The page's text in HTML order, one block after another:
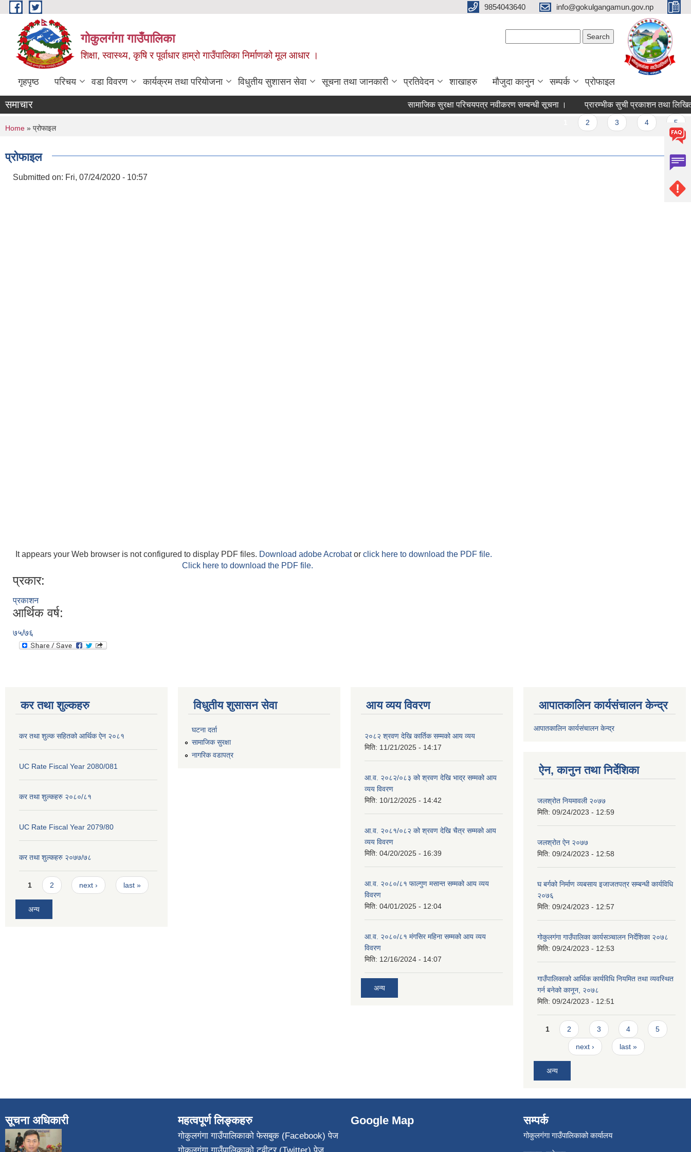
Skip to main content 9854043640 info@gokulgangamun.gov.np
गोकुलगंगा गाउँपालिका
शिक्षा, स्वास्थ्य, कृषि र पूर्वाधार हाम्रो गाउँपालिका निर्माणको मूल आधार ।
गृहपृष्ठ परिचय वडा विवरण कार्यक्रम तथा परियोजना विधुतीय सुशासन सेवा सूचना तथा जानकारी प्रतिवेदन शाखाहरु मौजुदा कानुन सम्पर्क प्रोफाइल
समाचार सामाजिक सुरक्षा परिचयपत्र नवीकरण सम्बन्धी सूचना । प्रारम्भीक सुची प्रकाशन तथा लिखित/
You are here
Home » प्रोफाइल
प्रोफाइल
Submitted on: Fri, 07/24/2020 - 10:57
It appears your Web browser is not configured to display PDF files. Download adobe Acrobator click here to download the PDF file.
Click here to download the PDF file.
प्रकार:
प्रकाशन
आर्थिक वर्ष:
७५/७६
कर तथा शुल्कहरु
कर तथा शुल्क सहितको आर्थिक ऐन २०८१
UC Rate Fiscal Year 2080/081
कर तथा शुल्कहरु २०८०/८१
UC Rate Fiscal Year 2079/80
कर तथा शुल्कहरु २०७७/७८
Pages
1 2 next › last »
अन्य
विधुतीय शुसासन सेवा
घटना दर्ता
सामाजिक सुरक्षा
नागरिक वडापत्र
आय व्यय विवरण
२०८२ श्रवण देखि कार्तिक सम्मको आय व्यय
मिति: 11/21/2025 - 14:17
आ.व. २०८२/०८३ को श्रवण देखि भाद्र सम्मको आय
व्यय विवरण
मिति: 10/12/2025 - 14:42
आ.व. २०८१/०८२ को श्रवण देखि चैत्र सम्मको आय
व्यय विवरण
मिति: 04/20/2025 - 16:39
आ.व. २०८०/८१ फाल्गुण मसान्त सम्मको आय व्यय
विवरण
मिति: 04/01/2025 - 12:04
आ.व. २०८०/८१ मंगसिर महिना सम्मको आय व्यय
विवरण
मिति: 12/16/2024 - 14:07
अन्य
आपातकालिन कार्यसंचालन केन्द्र
आपातकालिन कार्यसंचालन केन्द्र
ऐन, कानुन तथा निर्देशिका
जलश्रोत नियमावली २०७७
मिति: 09/24/2023 - 12:59
जलश्रोत ऐन २०७७
मिति: 09/24/2023 - 12:58
घ बर्गको निर्माण व्यबसाय इजाजतपत्र सम्बन्धी कार्यविधि
२०७६
मिति: 09/24/2023 - 12:57
गोकुलगंगा गाउँपालिका कार्यसञ्चालन निर्देशिका २०७८
मिति: 09/24/2023 - 12:53
गाउँपालिकाको आर्थिक कार्यविधि नियमित तथा व्यवस्थित
गर्न बनेको कानून, २०७८
मिति: 09/24/2023 - 12:51
Pages
1 2 3 4 5
next › last »
अन्य
सूचना अधिकारी महत्वपूर्ण लिङ्कहरु
गोकुलगंगा गाउँपालिकाको फेसबुक (Facebook) पेज
Google Map सम्पर्क
गोकुलगंगा गाउँपालिकाको कार्यालय